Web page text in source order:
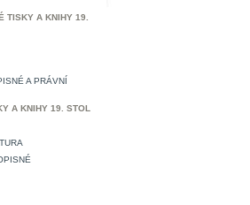
TISKY A KNIHY 19.
A PRÁVNÍ
A KNIHY 19. STOL